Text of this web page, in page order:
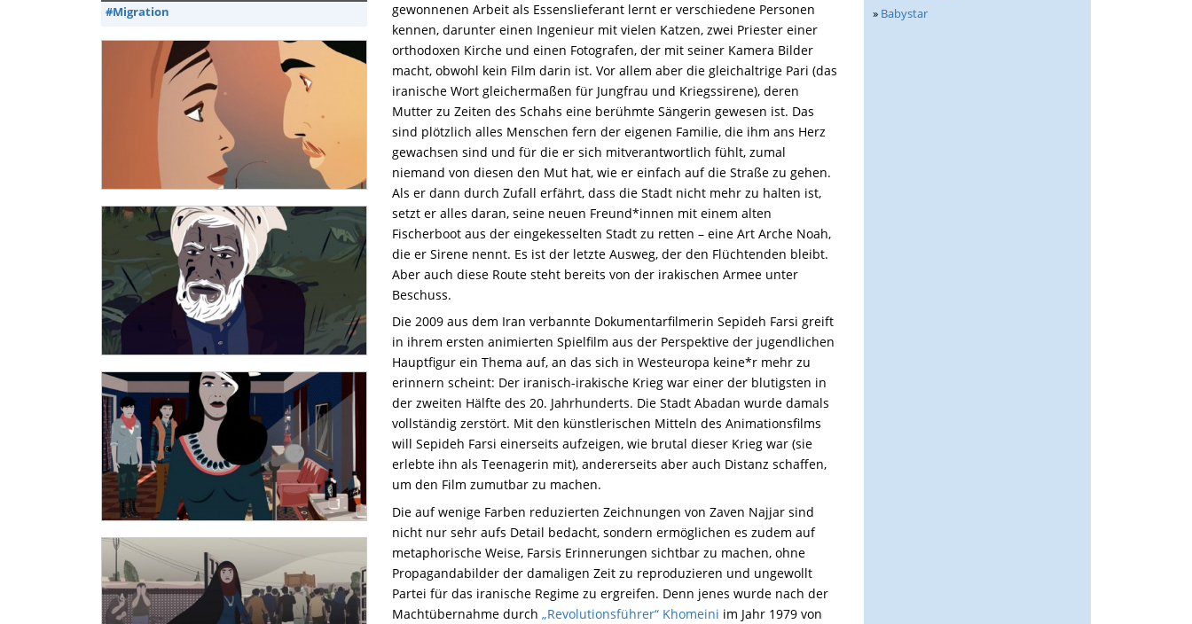
gewonnenen Arbeit als Essenslieferant lernt er verschiedene Personen
kennen, darunter einen Ingenieur mit vielen Katzen, zwei Priester einer
orthodoxen Kirche und einen Fotografen, der mit seiner Kamera Bilder
macht, obwohl kein Film darin ist. Vor allem aber die gleichaltrige Pari (das
iranische Wort gleichermaßen für Jungfrau und Kriegssirene), deren
Mutter zu Zeiten des Schahs eine berühmte Sängerin gewesen ist. Das
sind plötzlich alles Menschen fern der eigenen Familie, die ihm ans Herz
gewachsen sind und für die er sich mitverantwortlich fühlt, zumal
niemand von diesen den Mut hat, wie er einfach auf die Straße zu gehen.
Als er dann durch Zufall erfährt, dass die Stadt nicht mehr zu halten ist,
setzt er alles daran, seine neuen Freund*innen mit einem alten
Fischerboot aus der eingekesselten Stadt zu retten – eine Art Arche Noah,
die er Sirene nennt. Es ist der letzte Ausweg, der den Flüchtenden bleibt.
Aber auch diese Route steht bereits von der irakischen Armee unter
Beschuss.
Die 2009 aus dem Iran verbannte Dokumentarfilmerin Sepideh Farsi greift
in ihrem ersten animierten Spielfilm aus der Perspektive der jugendlichen
Hauptfigur ein Thema auf, an das sich in Westeuropa keine*r mehr zu
erinnern scheint: Der iranisch-irakische Krieg war einer der blutigsten in
der zweiten Hälfte des 20. Jahrhunderts. Die Stadt Abadan wurde damals
vollständig zerstört. Mit den künstlerischen Mitteln des Animationsfilms
will Sepideh Farsi einerseits aufzeigen, wie brutal dieser Krieg war (sie
erlebte ihn als Teenagerin mit), andererseits aber auch Distanz schaffen,
um den Film zumutbar zu machen.
Die auf wenige Farben reduzierten Zeichnungen von Zaven Najjar sind
nicht nur sehr aufs Detail bedacht, sondern ermöglichen es zudem auf
metaphorische Weise, Farsis Erinnerungen sichtbar zu machen, ohne
Propagandabilder der damaligen Zeit zu reproduzieren und ungewollt
Partei für das iranische Regime zu ergreifen. Denn jenes wurde nach der
Machtübernahme durch „Revolutionsführer“ Khomeini im Jahr 1979 von
#Migration
» Babystar